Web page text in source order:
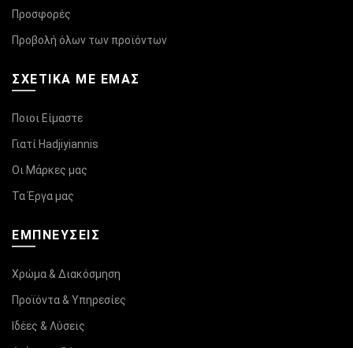
Προσφορές
Προβολή όλων των προϊόντων
ΣΧΕΤΙΚΆ ΜΕ ΕΜΑΣ
Ποιοι Είμαστε
Γιατί Hadjiyiannis
Οι Μάρκες μας
Τα Έργα μας
ΕΜΠΝΕΥΣΕΙΣ
Χρώμα & Διακόσμηση
Προϊόντα & Υπηρεσίες
Ιδέες & Λύσεις